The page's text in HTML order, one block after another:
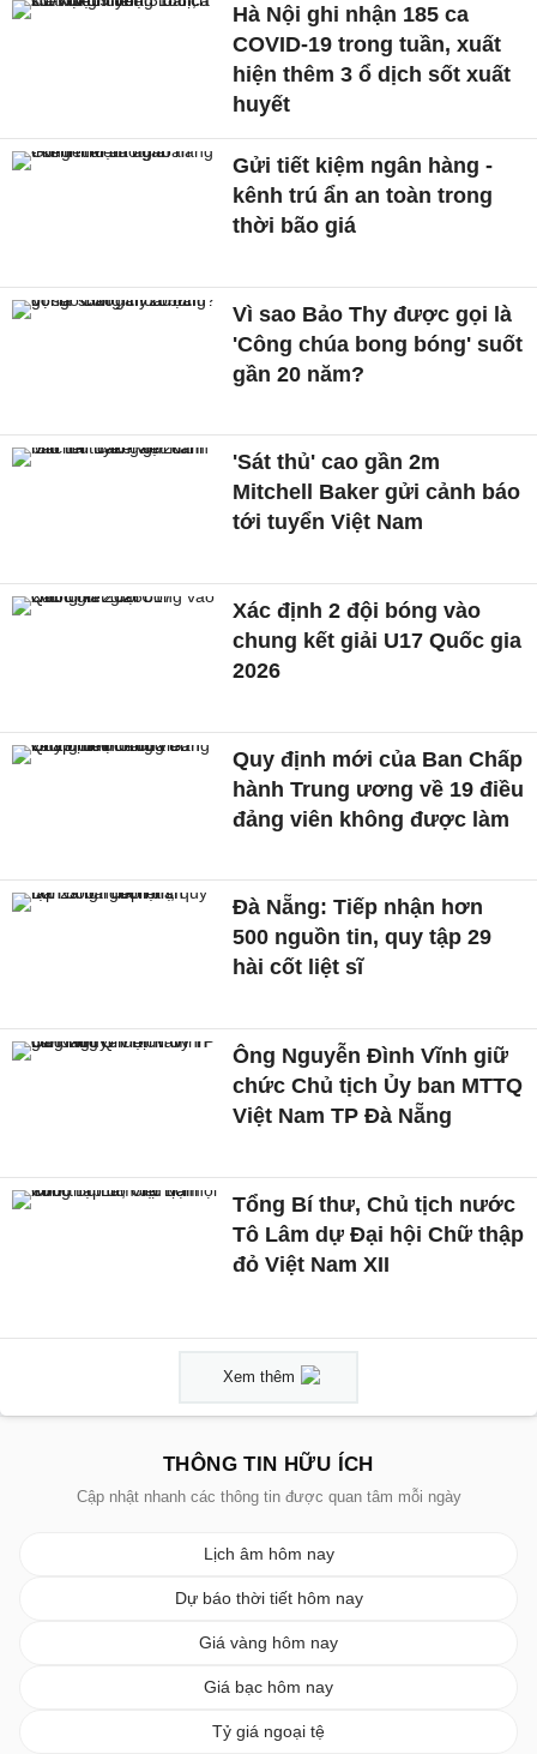
Hà Nội ghi nhận 185 ca
COVID-19 trong tuần, xuất
hiện thêm 3 ổ dịch sốt xuất
huyết
Gửi tiết kiệm ngân hàng -
kênh trú ẩn an toàn trong
thời bão giá
Vì sao Bảo Thy được gọi là
'Công chúa bong bóng' suốt
gần 20 năm?
'Sát thủ' cao gần 2m
Mitchell Baker gửi cảnh báo
tới tuyển Việt Nam
Xác định 2 đội bóng vào
chung kết giải U17 Quốc gia
2026
Quy định mới của Ban Chấp
hành Trung ương về 19 điều
đảng viên không được làm
Đà Nẵng: Tiếp nhận hơn
500 nguồn tin, quy tập 29
hài cốt liệt sĩ
Ông Nguyễn Đình Vĩnh giữ
chức Chủ tịch Ủy ban MTTQ
Việt Nam TP Đà Nẵng
Tổng Bí thư, Chủ tịch nước
Tô Lâm dự Đại hội Chữ thập
đỏ Việt Nam XII
Xem thêm
THÔNG TIN HỮU ÍCH
Cập nhật nhanh các thông tin được quan tâm mỗi ngày
Lịch âm hôm nay
Dự báo thời tiết hôm nay
Giá vàng hôm nay
Giá bạc hôm nay
Tỷ giá ngoại tệ